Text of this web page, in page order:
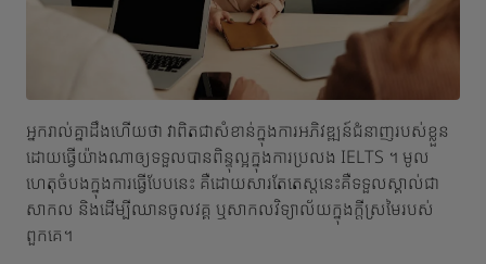
អ្នករាល់គ្នាដឹងហើយថា វាពិតជាសំខាន់ក្នុងការអភិវឌ្ឍន៍ជំនាញរបស់ខ្លួន
ដោយធ្វើយ៉ាងណាឲ្យទទួលបានពិន្ទុល្អក្នុងការប្រលង IELTS ។ មូល
ហេតុចំបងក្នុងការធ្វើបែបនេះ គឺដោយសារតែតេស្តនេះគឺទទួលស្គាល់ជា
សាកល និងដើម្បីឈានចូលវគ្គ ឬសាកលវិទ្យាល័យក្នុងក្តីស្រមៃរបស់
ពួកគេ។